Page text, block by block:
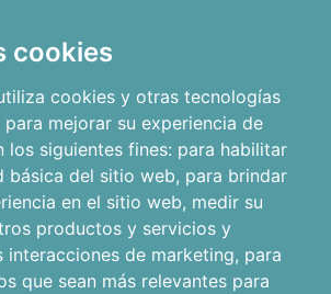
cookies
cookies y otras tecnologías
mejorar su experiencia de
los siguientes fines: para habilitar
básica del sitio web, para brindar
en el sitio web, medir su
productos y servicios y
interacciones de marketing, para
que sean más relevantes para